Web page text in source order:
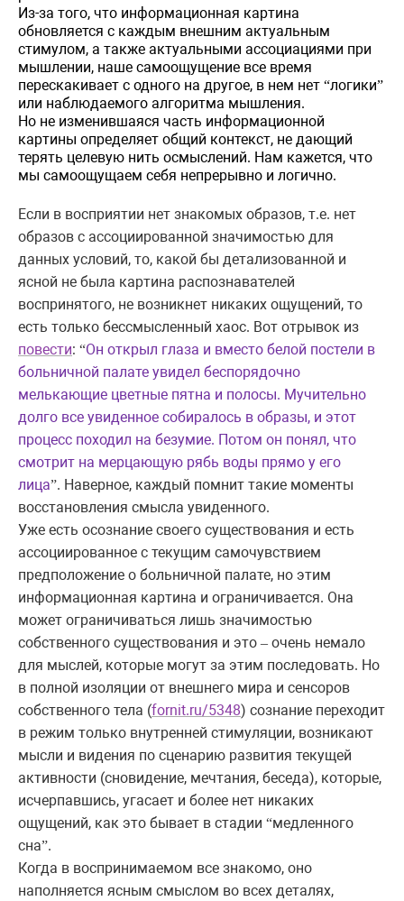
Из-за того, что информационная картина
обновляется с каждым внешним актуальным
стимулом, а также актуальными ассоциациями при
мышлении, наше самоощущение все время
перескакивает с одного на другое, в нем нет “логики”
или наблюдаемого алгоритма мышления.
Но не изменившаяся часть информационной
картины определяет общий контекст, не дающий
терять целевую нить осмыслений. Нам кажется, что
мы самоощущаем себя непрерывно и логично.
Если в восприятии нет знакомых образов, т.е. нет
образов с ассоциированной значимостью для
данных условий, то, какой бы детализованной и
ясной не была картина распознавателей
воспринятого, не возникнет никаких ощущений, то
есть только бессмысленный хаос. Вот отрывок из
повести: “Он открыл глаза и вместо белой постели в
больничной палате увидел беспорядочно
мелькающие цветные пятна и полосы. Мучительно
долго все увиденное собиралось в образы, и этот
процесс походил на безумие. Потом он понял, что
смотрит на мерцающую рябь воды прямо у его
лица”. Наверное, каждый помнит такие моменты
восстановления смысла увиденного.
Уже есть осознание своего существования и есть
ассоциированное с текущим самочувствием
предположение о больничной палате, но этим
информационная картина и ограничивается. Она
может ограничиваться лишь значимостью
собственного существования и это – очень немало
для мыслей, которые могут за этим последовать. Но
в полной изоляции от внешнего мира и сенсоров
собственного тела (fornit.ru/5348) сознание переходит
в режим только внутренней стимуляции, возникают
мысли и видения по сценарию развития текущей
активности (сновидение, мечтания, беседа), которые,
исчерпавшись, угасает и более нет никаких
ощущений, как это бывает в стадии “медленного
сна”.
Когда в воспринимаемом все знакомо, оно
наполняется ясным смыслом во всех деталях,